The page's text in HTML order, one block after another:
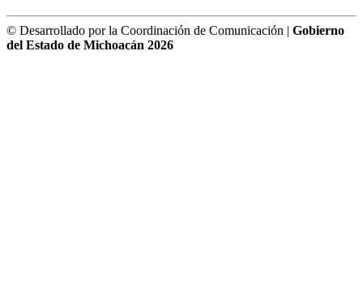
© Desarrollado por la Coordinación de Comunicación | Gobierno
del Estado de Michoacán 2026